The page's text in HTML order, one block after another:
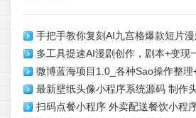
手把手教你复刻AI九宫格爆款短片
能快速上手
多工具提速AI漫剧创作，剧本+变现
批量产出爆款漫剧
微博蓝海项目1.0_各种Sao操作整理
喂饭级教学
最新壁纸头像小程序系统源码 制作
像壁纸软件 带流量主
扫码点餐小程序 外卖配送餐饮小程